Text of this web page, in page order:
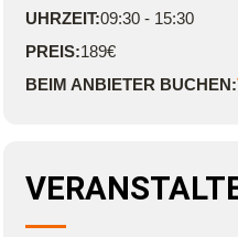
UHRZEIT:09:30 - 15:30
PREIS:189€
BEIM ANBIETER BUCHEN: